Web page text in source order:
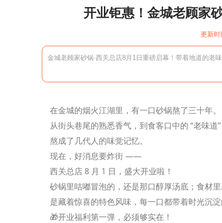
开业钜惠！金城老顾家
更新
金城老顾家砂锅·西关总店8月1日重磅启幕！带着地道的老
在金城的烟火江湖里，有一口砂锅熬了三十年。
从街头巷尾的熟悉香气，到食客口中的 “老味
熬成了几代人的味觉记忆。
现在，好消息要炸街 ——
西关总店 8 月 1 日，盛大开业啦！
砂锅里咕嘟冒泡的，还是那口醇厚汤底；食材
是藏着惊喜的特色风味，每一口都带着时光沉淀
🎁开业福利第一弹，必须够实在！